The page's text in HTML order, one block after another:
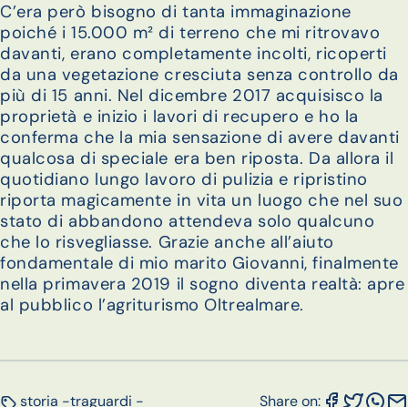
C’era però bisogno di tanta immaginazione
poiché i 15.000 m² di terreno che mi ritrovavo
davanti, erano completamente incolti, ricoperti
da una vegetazione cresciuta senza controllo da
più di 15 anni. Nel dicembre 2017 acquisisco la
proprietà e inizio i lavori di recupero e ho la
conferma che la mia sensazione di avere davanti
qualcosa di speciale era ben riposta. Da allora il
quotidiano lungo lavoro di pulizia e ripristino
riporta magicamente in vita un luogo che nel suo
stato di abbandono attendeva solo qualcuno
che lo risvegliasse. Grazie anche all’aiuto
fondamentale di mio marito Giovanni, finalmente
nella primavera 2019 il sogno diventa realtà: apre
al pubblico l’agriturismo Oltrealmare.
storia -traguardi - Share on: